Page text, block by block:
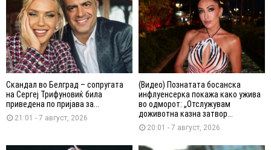
Скандал во Белград – сопругата
на Сергеј Трифуновиќ била
приведена по пријава за...
21:01 - 7 август, 2026
(Видео) Познатата босанска
инфлуенсерка покажа како ужива
во одморот: „Отслужувам
доживотна казна затвор...
20:01 - 7 август, 2026